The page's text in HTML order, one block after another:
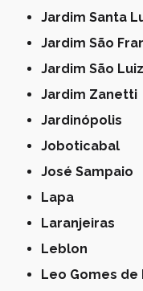
Jardim Santa
Jardim São
Jardim São Luiz
Jardim Zanetti
Jardinópolis
Joboticabal
José Sampaio
Lapa
Laranjeiras
Leblon
Leo Gomes de